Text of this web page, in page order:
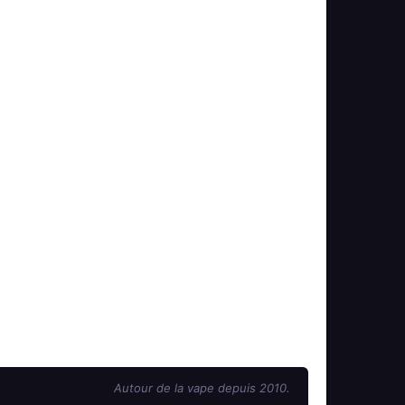
Autour de la vape depuis 2010.